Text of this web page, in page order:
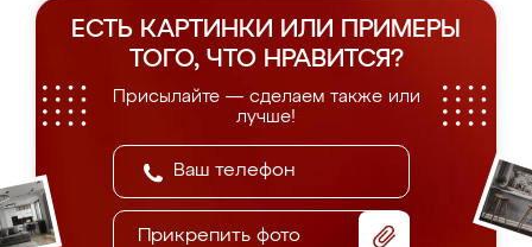
ЕСТЬ КАРТИНКИ ИЛИ ПРИМЕРЫ
ТОГО, ЧТО НРАВИТСЯ?
Присылайте — сделаем также или
лучше!
Прикрепить фото